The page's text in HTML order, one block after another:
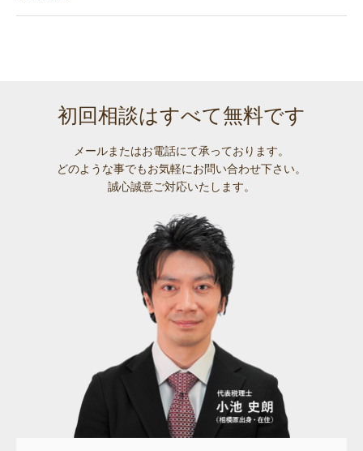
初回相談はすべて無料です
メールまたはお電話にて承っております。
どのような事でもお気軽にお問い合わせ下さい。
誠心誠意ご対応いたします。